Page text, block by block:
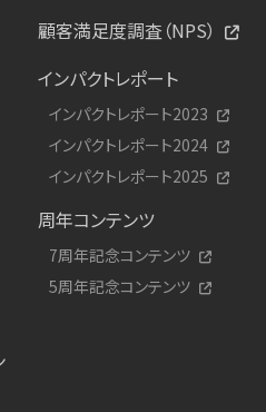
顧客満足度調査（NPS）
インパクトレポート
インパクトレポート2023
インパクトレポート2024
インパクトレポート2025
周年コンテンツ
7周年記念コンテンツ
5周年記念コンテンツ